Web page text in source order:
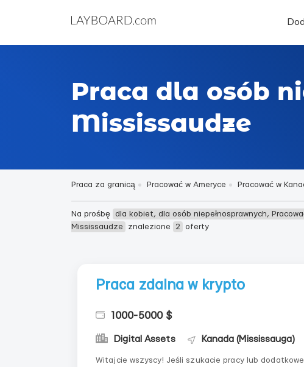
Praca dla osób
Mississaudze
Praca za granicą Pracować w Ameryce Pracować w
Na prośbę dla kobiet, dla osób niepełnosprawnych,
Mississaudze
znalezione 2 oferty
Praca zdalna w krypto
1000-5000 $
Digital Assets Kanada (Mississauga)
Witajcie wszyscy! Jeśli szukacie pracy lub dodatkowego zarobku, trafiliście we właściwe miejsce! 🚀